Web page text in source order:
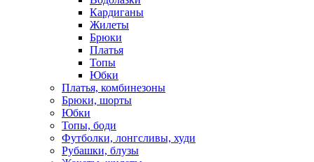
Кардиганы
Жилеты
Брюки
Платья
Топы
Юбки
Платья, комбинезоны
Брюки, шорты
Юбки
Топы, боди
Футболки, лонгсливы, худи
Рубашки, блузы